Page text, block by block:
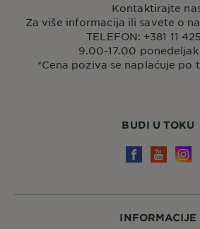
INFORMACIJE
BUDI U TOKU
Kontaktirajte
Za više informacija ili savete o
TELEFON: +381 11
9.00-17.00
*Cena poziva se naplaćuje po